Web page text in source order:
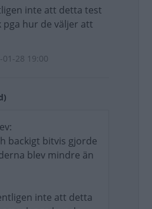
inte att detta test
pga hur de väljer att
28 19:00
backigt bitvis gjorde
blev mindre än
inte att detta